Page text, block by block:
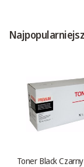
Toner Black